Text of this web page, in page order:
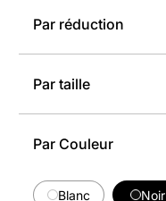
Par réduction
Par taille
Par Couleur
Blanc Noir